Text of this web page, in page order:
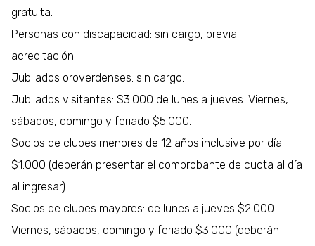
gratuita.
Personas con discapacidad: sin cargo, previa
acreditación.
Jubilados oroverdenses: sin cargo.
Jubilados visitantes: $3.000 de lunes a jueves. Viernes,
sábados, domingo y feriado $5.000.
Socios de clubes menores de 12 años inclusive por día
$1.000 (deberán presentar el comprobante de cuota al día
al ingresar).
Socios de clubes mayores: de lunes a jueves $2.000.
Viernes, sábados, domingo y feriado $3.000 (deberán